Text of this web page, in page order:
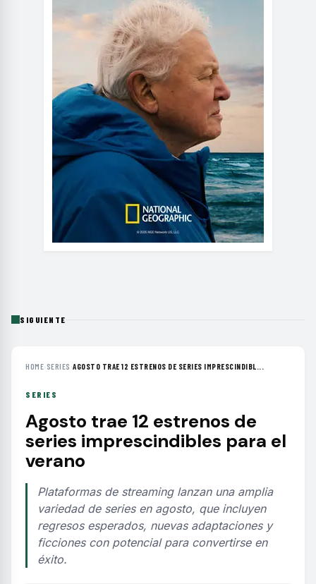
SIGUIENTE
HOME› SERIES ›AGOSTO TRAE 12 ESTRENOS DE SERIES IMPRESCINDIBL...
SERIES
Agosto trae 12 estrenos de
series imprescindibles para el
verano
Plataformas de streaming lanzan una amplia
variedad de series en agosto, que incluyen
regresos esperados, nuevas adaptaciones y
ficciones con potencial para convertirse en
éxito.